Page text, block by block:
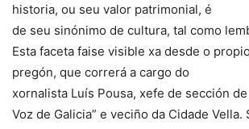
historia, ou seu valor patrimonial, é
de seu sinónimo de cultura, tal como
Esta faceta faise visible xa desde o
pregón, que correrá a cargo do
xornalista Luís Pousa, xefe de sección
Voz de Galicia” e veciño da Cidade Vella.